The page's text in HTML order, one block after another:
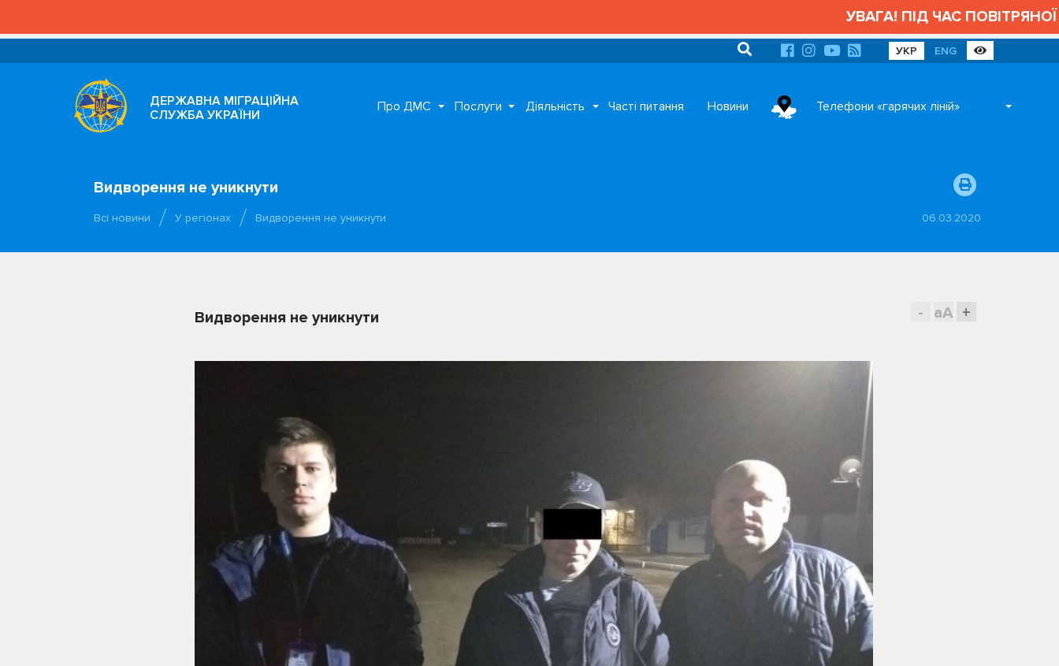
УВАГА! ПІД ЧАС ПОВІТРЯНОЇ
УКР ENG
ДЕРЖАВНА МІГРАЦІЙНА
СЛУЖБА УКРАЇНИ
Про ДМС Послуги Діяльність Часті питання Новини Телефони «гарячих ліній»
Видворення не уникнути
Всі новини У регіонах Видворення не уникнути 06.03.2020
- aA +
Видворення не уникнути